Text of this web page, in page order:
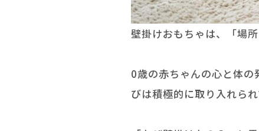
壁掛けおもちゃは、「場
0歳の赤ちゃんの心と体の
びは積極的に取り入れられ